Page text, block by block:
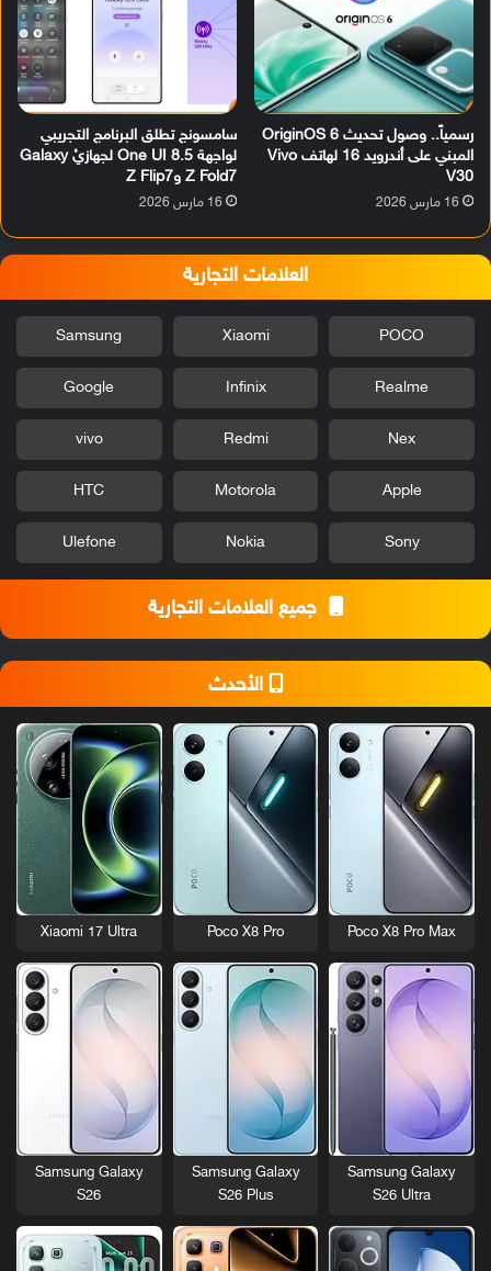
رسمياً.. وصول تحديث OriginOS 6
المبني على أندرويد 16 لهاتف Vivo
V30
16 مارس 2026
سامسونج تطلق البرنامج التجريبي
لواجهة One UI 8.5 لجهازيْ Galaxy
Z Fold7 وZ Flip7
16 مارس 2026
العلامات التجارية
POCO
Xiaomi
Samsung
Realme
Infinix
Google
Nex
Redmi
vivo
Apple
Motorola
HTC
Sony
Nokia
Ulefone
جميع العلامات التجارية
الأحدث
Poco X8 Pro Max
Poco X8 Pro
Xiaomi 17 Ultra
Samsung Galaxy
S26 Ultra
Samsung Galaxy
S26 Plus
Samsung Galaxy
S26